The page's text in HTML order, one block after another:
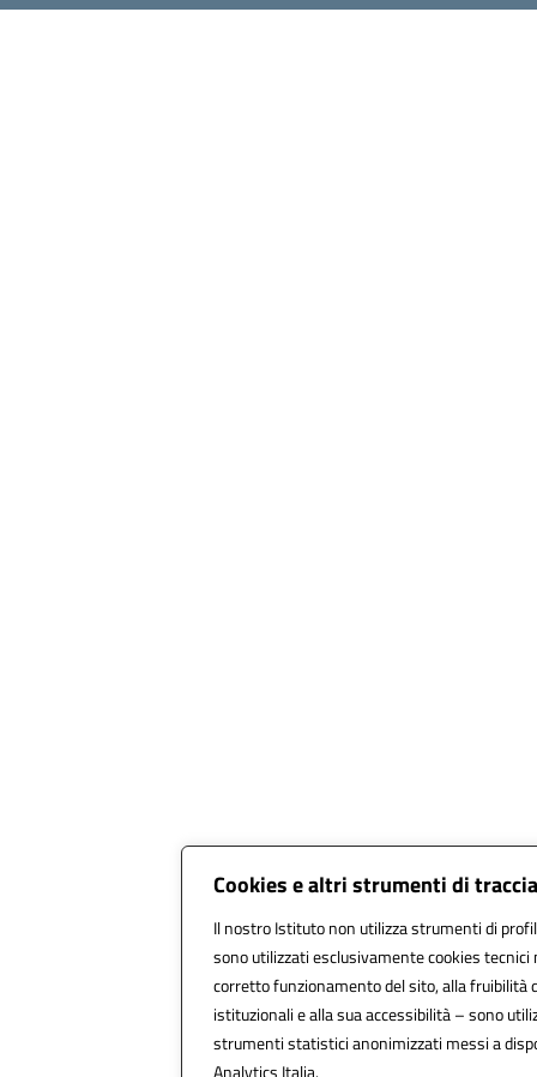
Cookies e altri strumenti di
Il nostro Istituto non utilizza strumenti di
sono utilizzati esclusivamente cookies tecnici
corretto funzionamento del sito, alla fruibilità
istituzionali e alla sua accessibilità – sono
strumenti statistici anonimizzati messi a
Analytics Italia.